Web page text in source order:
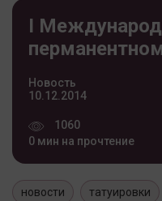
I
Новость
10.12.2014
1060
0 мин на прочтение
новости татуировки